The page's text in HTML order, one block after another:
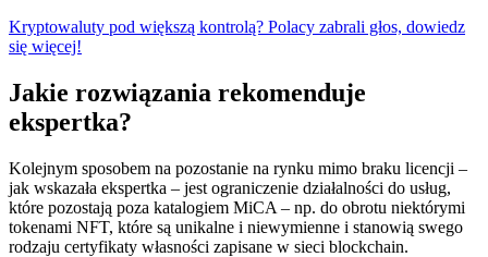
Kryptowaluty pod większą kontrolą? Polacy zabrali głos, dowiedz
się więcej!
Jakie rozwiązania rekomenduje
ekspertka?
Kolejnym sposobem na pozostanie na rynku mimo braku licencji –
jak wskazała ekspertka – jest ograniczenie działalności do usług,
które pozostają poza katalogiem MiCA – np. do obrotu niektórymi
tokenami NFT, które są unikalne i niewymienne i stanowią swego
rodzaju certyfikaty własności zapisane w sieci blockchain.